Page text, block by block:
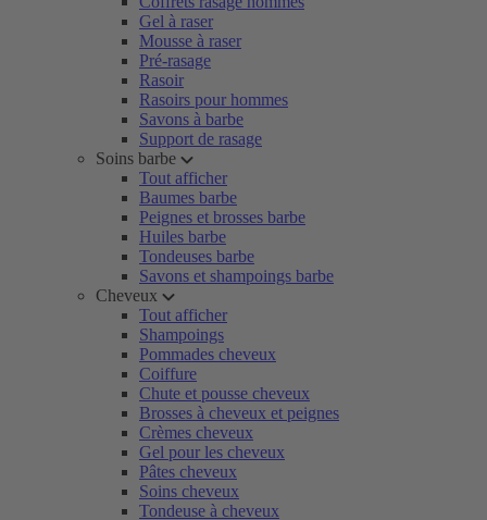
Gel à raser
Mousse à raser
Pré-rasage
Rasoir
Rasoirs pour hommes
Savons à barbe
Support de rasage
Soins barbe
Tout afficher
Baumes barbe
Peignes et brosses barbe
Huiles barbe
Tondeuses barbe
Savons et shampoings barbe
Cheveux
Tout afficher
Shampoings
Pommades cheveux
Coiffure
Chute et pousse cheveux
Brosses à cheveux et peignes
Crèmes cheveux
Gel pour les cheveux
Pâtes cheveux
Soins cheveux
Tondeuse à cheveux